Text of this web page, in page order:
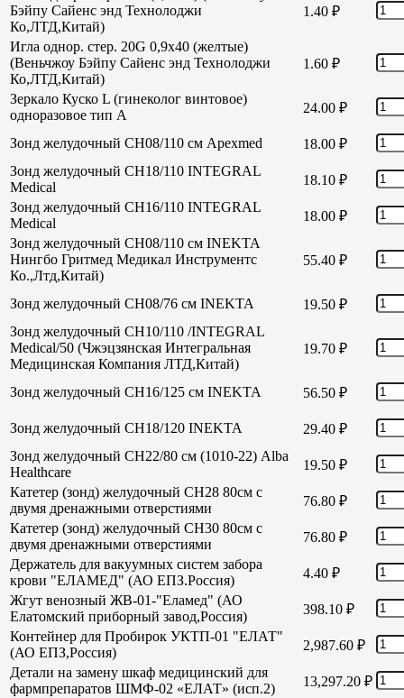
Бэйпу Сайенс энд Технолоджи
Ко,ЛТД,Китай)
1.40 ₽
Игла однор. стер. 20G 0,9х40 (желтые)
(Веньчжоу Бэйпу Сайенс энд Технолоджи
Ко,ЛТД,Китай)
1.60 ₽
Зеркало Куско L (гинеколог винтовое)
одноразовое тип А
24.00 ₽
Зонд желудочный СН08/110 см Apexmed 18.00 ₽
Зонд желудочный СН18/110 INTEGRAL
Medical
18.10 ₽
Зонд желудочный СН16/110 INTEGRAL
Medical
18.00 ₽
Зонд желудочный СН08/110 см INEKTA
Нингбо Гритмед Медикал Инструментс
Ко.,Лтд,Китай)
55.40 ₽
Зонд желудочный СН08/76 см INEKTA 19.50 ₽
Зонд желудочный СН10/110 /INTEGRAL
Medical/50 (Чжэцзянская Интегральная
Медицинская Компания ЛТД,Китай)
19.70 ₽
Зонд желудочный СН16/125 см INEKTA 56.50 ₽
Зонд желудочный СН18/120 INEKTA 29.40 ₽
Зонд желудочный СН22/80 см (1010-22) Alba
Healthcare
19.50 ₽
Катетер (зонд) желудочный СН28 80см с
двумя дренажными отверстиями
76.80 ₽
Катетер (зонд) желудочный СН30 80см с
двумя дренажными отверстиями
76.80 ₽
Держатель для вакуумных систем забора
крови "ЕЛАМЕД" (АО ЕПЗ.Россия)
4.40 ₽
Жгут венозный ЖВ-01-"Еламед" (АО
Елатомский приборный завод,Россия)
398.10 ₽
Контейнер для Пробирок УКТП-01 "ЕЛАТ"
(АО ЕПЗ,Россия)
2,987.60 ₽
Детали на замену шкаф медицинский для
фармпрепаратов ШМФ-02 «ЕЛАТ» (исп.2)
13,297.20 ₽